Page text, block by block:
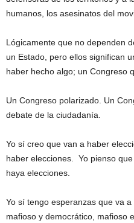
humanos, los asesinatos del
Lógicamente que no dependen
un Estado, pero ellos significan
haber hecho algo; un Congreso
Un Congreso polarizado. Un
debate de la ciudadanía.
Yo sí creo que van a haber
haber elecciones. Yo pienso
haya elecciones.
Yo sí tengo esperanzas que va
mafioso y democrático, mafioso